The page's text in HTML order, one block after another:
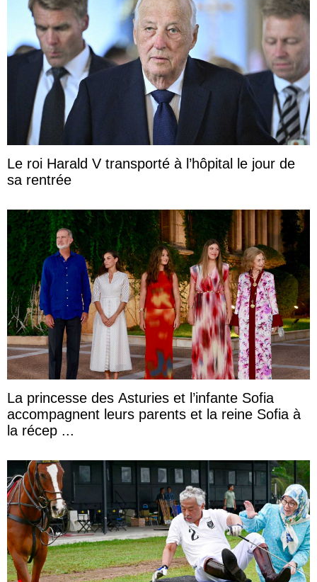
Le roi Harald V transporté à l’hôpital le jour de
sa rentrée
La princesse des Asturies et l’infante Sofia
accompagnent leurs parents et la reine Sofia à
la récep ...